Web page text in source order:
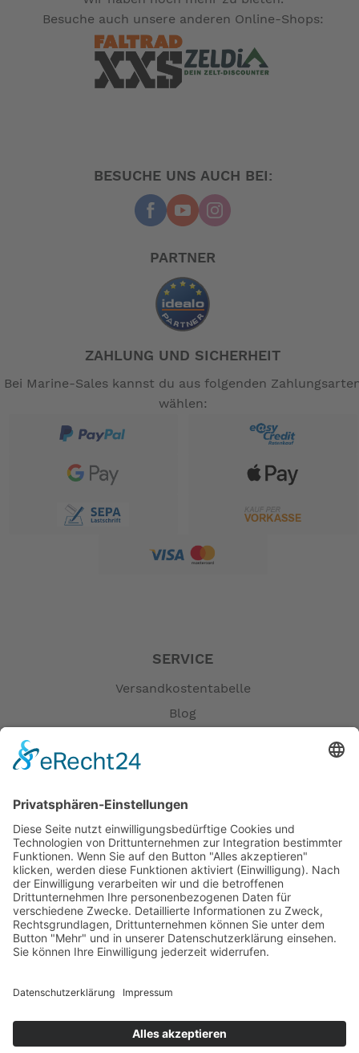
Besuche auch unsere anderen Online-Shops:
BESUCHE UNS AUCH BEI:
PARTNER
ZAHLUNG UND SICHERHEIT
Bei Marine-Sales kannst du aus folgenden
wählen:
SERVICE
Versandkostentabelle
Blog
Öffnungszeiten
Versandpartner
Verfügbarkeiten
Zahlung und Versand
Datenschutz
Fernabsatz
Widerrufsrecht MS
Widerrufsrecht bei Reparatur
Kontakt